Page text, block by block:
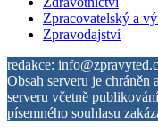
Zpracovatelský a
Zpravodajství
redakce:
Obsah serveru je
serveru včetně
písemného souhlasu